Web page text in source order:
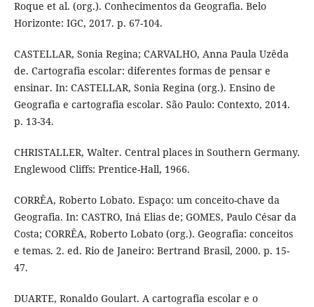
Roque et al. (org.). Conhecimentos da Geografia. Belo
Horizonte: IGC, 2017. p. 67-104.
CASTELLAR, Sonia Regina; CARVALHO, Anna Paula Uzêda
de. Cartografia escolar: diferentes formas de pensar e
ensinar. In: CASTELLAR, Sonia Regina (org.). Ensino de
Geografia e cartografia escolar. São Paulo: Contexto, 2014.
p. 13-34.
CHRISTALLER, Walter. Central places in Southern Germany.
Englewood Cliffs: Prentice-Hall, 1966.
CORRÊA, Roberto Lobato. Espaço: um conceito-chave da
Geografia. In: CASTRO, Iná Elias de; GOMES, Paulo César da
Costa; CORRÊA, Roberto Lobato (org.). Geografia: conceitos
e temas. 2. ed. Rio de Janeiro: Bertrand Brasil, 2000. p. 15-
47.
DUARTE, Ronaldo Goulart. A cartografia escolar e o